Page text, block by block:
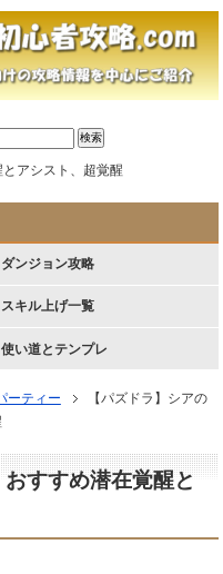
とアシスト、超覚醒
ダンジョン攻略
スキル上げ一覧
使い道とテンプレ
ーティー
【パズドラ】シアの
すすめ潜在覚醒と